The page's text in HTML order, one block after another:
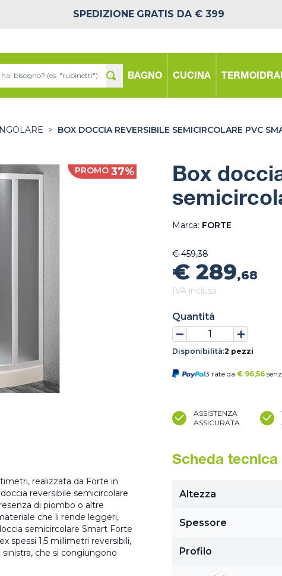
SPEDIZIONE GRATIS DA € 399
BAGNO CUCINA
> BOX DOCCIA REVERSIBILE SEMICIRCOLARE PVC
PROMO 37%
Box
Marca: FORTE
€ 459,38
€ 289,68
IVA inclusa
Quantità
Disponibilità:2 pezzi
3 rate da € 96,56
ASSISTENZA
ASSICURATA
realizzata da Forte in
reversibile semicircolare
di piombo o altre
che li rende leggeri,
semicircolare Smart Forte
spessi 1,5 millimetri reversibili,
che si congiungono
Scheda tecnica
Altezza
Spessore
Profilo